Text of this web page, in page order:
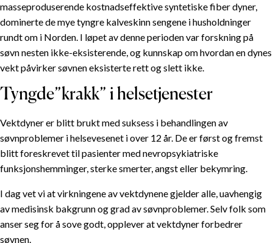
masseproduserende kostnadseffektive syntetiske fiber dyner,
dominerte de mye tyngre kalveskinn sengene i husholdninger
rundt om i Norden. I løpet av denne perioden var forskning på
søvn nesten ikke-eksisterende, og kunnskap om hvordan en dynes
vekt påvirker søvnen eksisterte rett og slett ikke.
Tyngde”krakk” i helsetjenester
Vektdyner er blitt brukt med suksess i behandlingen av
søvnproblemer i helsevesenet i over 12 år. De er først og fremst
blitt foreskrevet til pasienter med nevropsykiatriske
funksjonshemminger, sterke smerter, angst eller bekymring.
I dag vet vi at virkningene av vektdynene gjelder alle, uavhengig
av medisinsk bakgrunn og grad av søvnproblemer. Selv folk som
anser seg for å sove godt, opplever at vektdyner forbedrer
søvnen.
INNHOLDSFORTEGNELSE